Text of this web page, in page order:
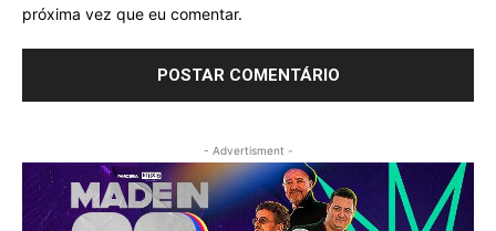
próxima vez que eu comentar.
- Advertisment -